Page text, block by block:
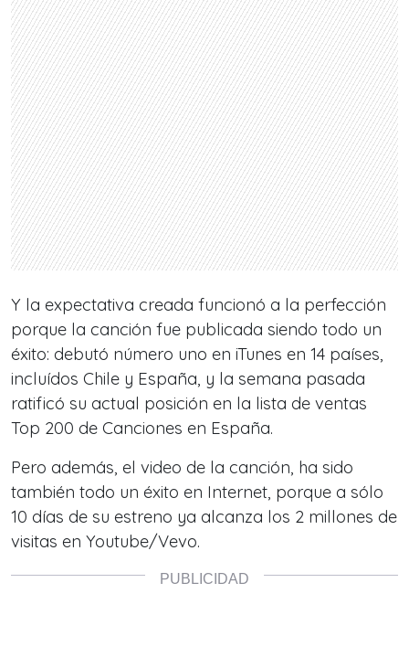
Y la expectativa creada funcionó a la perfección
porque la canción fue publicada siendo todo un
éxito: debutó número uno en iTunes en 14 países,
incluídos Chile y España, y la semana pasada
ratificó su actual posición en la lista de ventas
Top 200 de Canciones en España.
Pero además, el video de la canción, ha sido
también todo un éxito en Internet, porque a sólo
10 días de su estreno ya alcanza los 2 millones de
visitas en Youtube/Vevo.